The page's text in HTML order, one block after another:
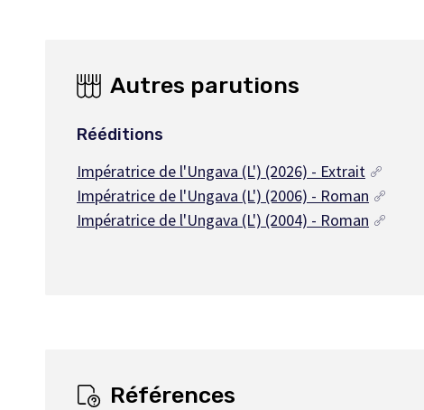
Autres parutions
Rééditions
Impératrice de l'Ungava (L') (2026) - Extrait
Impératrice de l'Ungava (L') (2006) - Roman
Impératrice de l'Ungava (L') (2004) - Roman
Références